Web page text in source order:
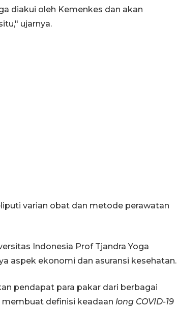
diakui oleh Kemenkes dan akan
ujarnya.
varian obat dan metode perawatan
Indonesia Prof Tjandra Yoga
aspek ekonomi dan asuransi kesehatan.
pendapat para pakar dari berbagai
definisi keadaan long COVID-19